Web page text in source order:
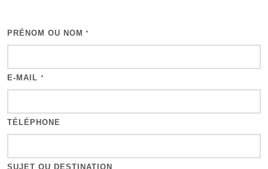
PRÉNOM OU NOM *
E-MAIL *
TÉLÉPHONE
SUJET OU DESTINATION